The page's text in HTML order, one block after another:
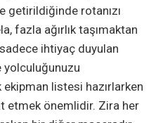
getirildiğinde rotanızı
fazla ağırlık taşımaktan
ihtiyaç duyulan
yolculuğunuzu
ekipman listesi hazırlarken
etmek önemlidir. Zira her